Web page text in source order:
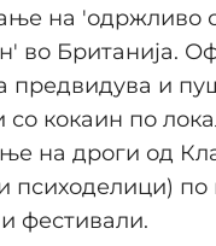
на 'одржливо
во Британија.
предвидува и
со кокаин по
на дроги од
психоделици) по
фестивали.